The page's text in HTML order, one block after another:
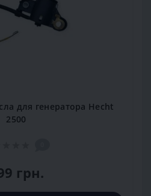
для генератора Hecht
2500
грн.